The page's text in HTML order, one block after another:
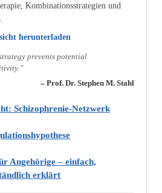
Kombinationsstrategien und
herunterladen
prevents potential
– Prof. Dr. Stephen M. Stahl
Schizophrenie‑Netzwerk
Angehörige – einfach,
erklärt